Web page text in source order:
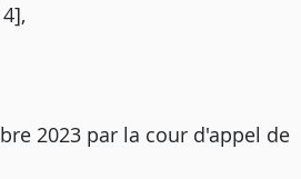
2023 par la cour d'appel de